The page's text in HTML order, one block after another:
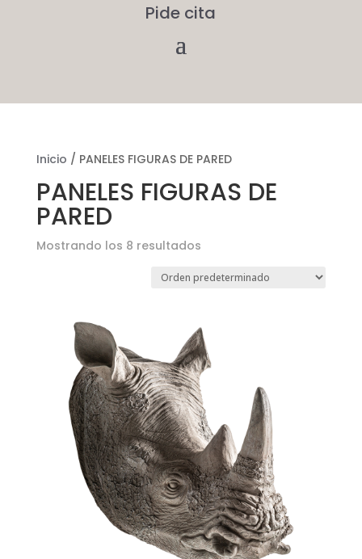
Pide cita
Inicio / PANELES FIGURAS DE PARED
PANELES FIGURAS DE
PARED
Mostrando los 8 resultados